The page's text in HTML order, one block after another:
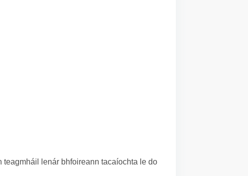
lenár bhfoireann tacaíochta le do